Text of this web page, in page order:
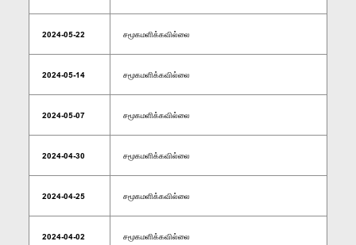
2024-05-22 சமூகமளிக்கவில்லை
2024-05-14 சமூகமளிக்கவில்லை
2024-05-07 சமூகமளிக்கவில்லை
2024-04-30 சமூகமளிக்கவில்லை
2024-04-25 சமூகமளிக்கவில்லை
2024-04-02 சமூகமளிக்கவில்லை